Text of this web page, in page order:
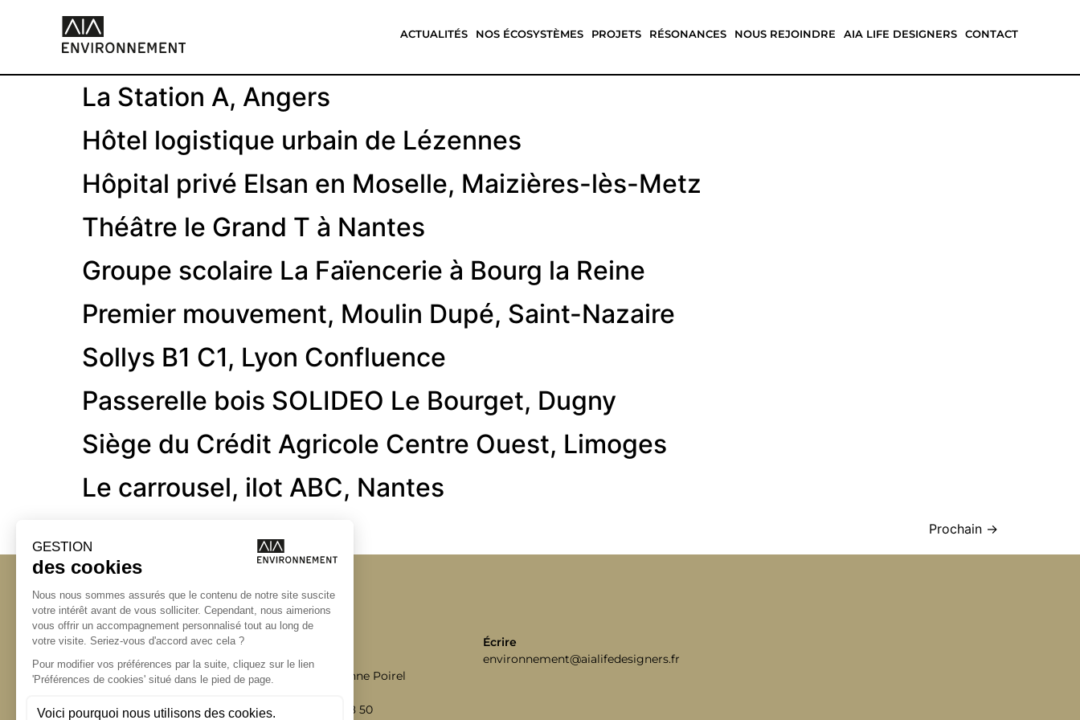
ACTUALITÉS NOS ÉCOSYSTÈMES PROJETS RÉSONANCES NOUS REJOINDRE AIA LIFE DESIGNERS CONTACT
La Station A, Angers
Hôtel logistique urbain de Lézennes
Hôpital privé Elsan en Moselle, Maizières-lès-Metz
Théâtre le Grand T à Nantes
Groupe scolaire La Faïencerie à Bourg la Reine
Premier mouvement, Moulin Dupé, Saint-Nazaire
Sollys B1 C1, Lyon Confluence
Passerelle bois SOLIDEO Le Bourget, Dugny
Siège du Crédit Agricole Centre Ouest, Limoges
Le carrousel, ilot ABC, Nantes
Prochain →
Angers
Bordeaux
Lyon
La Station A
14 Boulevard Yvonne Poirel
T +33 (0)2 41 36 88 50
Écrire
environnement@aialifedesigners.fr